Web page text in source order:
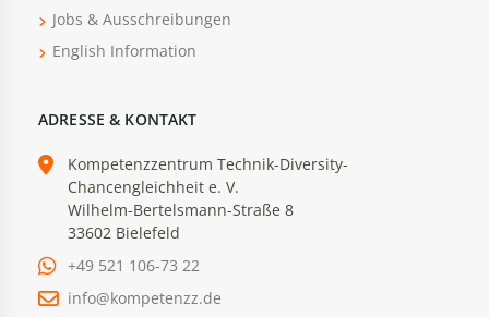
Jobs & Ausschreibungen
English Information
ADRESSE & KONTAKT
Kompetenzzentrum Technik-Diversity-
Chancengleichheit e. V.
Wilhelm-Bertelsmann-Straße 8
33602 Bielefeld
+49 521 106-73 22
info@kompetenzz.de